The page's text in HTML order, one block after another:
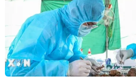
26/03/2024 10:56
Chiều 26/3, nhiều cổ động viên
cho thầy trò huấn luyện viên
gặp Indonesia trên sân vận động
thứ 2 World Cup 2026 - khu vực